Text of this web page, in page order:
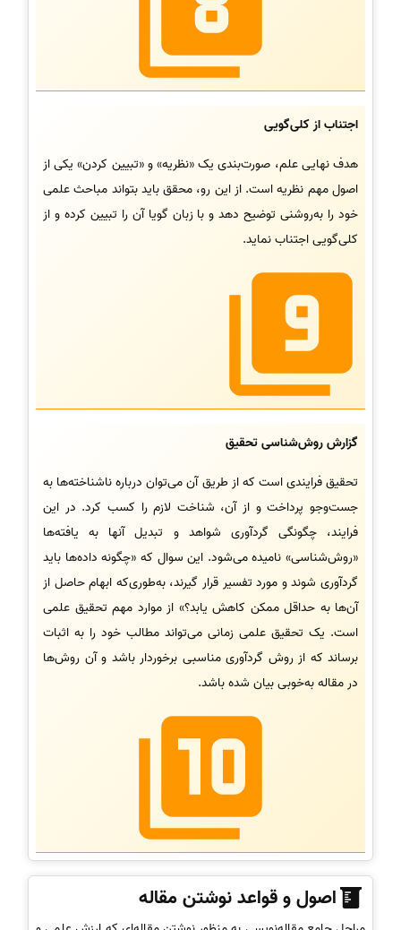
اجتناب از کلی‌گویی
هدف نهایی علم، صورت‌بندی یک «نظریه» و «تبیین کردن» یکی از
اصول مهم نظریه است. از این رو، محقق باید بتواند مباحث علمی
خود را به‌روشنی توضیح دهد و با زبان گویا آن را تبیین کرده و از
کلی‌گویی اجتناب نماید.
گزارش روش‌شناسی تحقیق
تحقیق فرایندی است که از طریق آن می‌توان درباره ناشناخته‌ها به
جست‌وجو پرداخت و از آن، شناخت لازم را کسب کرد. در این
فرایند، چگونگی گردآوری شواهد و تبدیل آنها به یافته‌ها
«روش‌شناسی» نامیده می‌شود. این سوال که «چگونه داده‌ها باید
گردآوری شوند و مورد تفسیر قرار گیرند، به‌طوری‌که ابهام حاصل از
آن‌ها به حداقل ممکن کاهش یابد؟» از موارد مهم تحقیق علمی
است. یک تحقیق علمی زمانی می‌تواند مطالب خود را به اثبات
برساند که از روش گردآوری مناسبی برخوردار باشد و آن روش‌ها
در مقاله به‌خوبی بیان شده باشد.
اصول و قواعد نوشتن مقاله